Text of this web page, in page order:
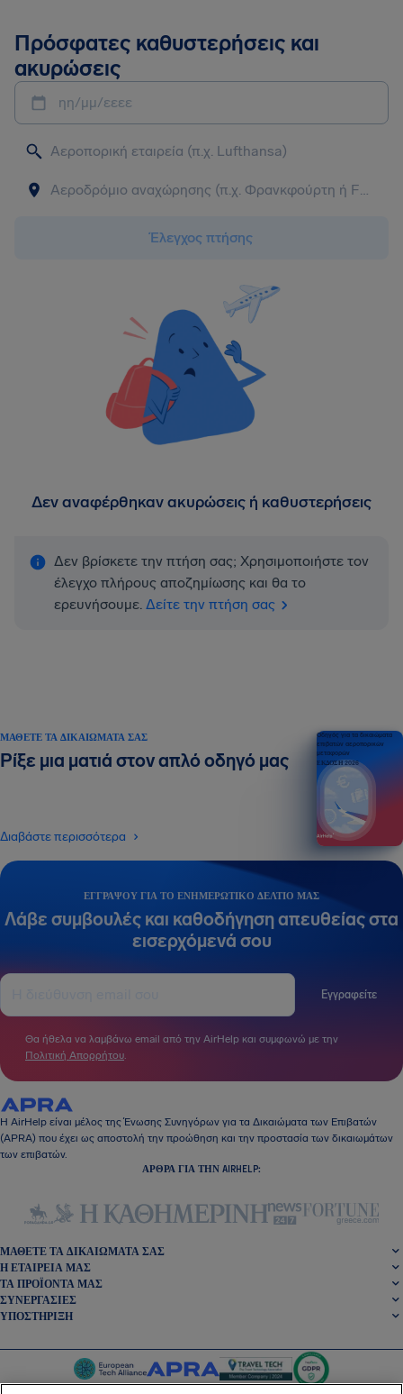
Πρόσφατες καθυστερήσεις και
ακυρώσεις
ηη/μμ/εεεε
Έλεγχος πτήσης
Δεν αναφέρθηκαν ακυρώσεις ή καθυστερήσεις
Δεν βρίσκετε την πτήση σας; Χρησιμοποιήστε τον
έλεγχο πλήρους αποζημίωσης και θα το
ερευνήσουμε. Δείτε την πτήση σας
ΕΓΓΡΆΨΟΥ ΓΙΑ ΤΟ ΕΝΗΜΕΡΩΤΙΚΌ ΔΕΛΤΊΟ ΜΑΣ
Λάβε συμβουλές και καθοδήγηση απευθείας στα
εισερχόμενά σου
Εγγραφείτε
Θα ήθελα να λαμβάνω email από την AirHelp και συμφωνώ με την
Πολιτική Απορρήτου.
ΜΆΘΕΤΕ ΤΑ ΔΙΚΑΙΏΜΑΤΆ ΣΑΣ
Ρίξε μια ματιά στον απλό οδηγό μας
Διαβάστε περισσότερα
Οδηγός για τα δικαιώματα
επιβατών αεροπορικών
μεταφορών
ΕΚΔΟΣΗ 2026
Η AirHelp είναι μέλος της Ένωσης Συνηγόρων για τα Δικαιώματα των Επιβατών
(APRA) που έχει ως αποστολή την προώθηση και την προστασία των δικαιωμάτων
των επιβατών.
ΆΡΘΡΑ ΓΙΑ ΤΗΝ AIRHELP:
ΜΆΘΕΤΕ ΤΑ ΔΙΚΑΙΏΜΑΤΆ ΣΑΣ
Η ΕΤΑΙΡΕΊΑ ΜΑΣ
ΤΑ ΠΡΟΪΌΝΤΑ ΜΑΣ
ΣΥΝΕΡΓΑΣΊΕΣ
ΥΠΟΣΤΉΡΙΞΗ